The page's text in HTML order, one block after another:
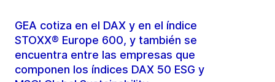
GEA cotiza en el DAX y en el índice
STOXX® Europe 600, y también se
encuentra entre las empresas que
componen los índices DAX 50 ESG y